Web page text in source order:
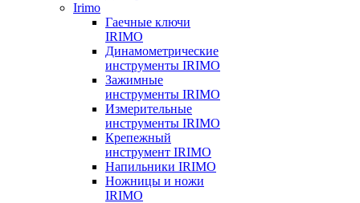
Irimo
Гаечные ключи
IRIMO
Динамометрические
инструменты IRIMO
Зажимные
инструменты IRIMO
Измерительные
инструменты IRIMO
Крепежный
инструмент IRIMO
Напильники IRIMO
Ножницы и ножи
IRIMO